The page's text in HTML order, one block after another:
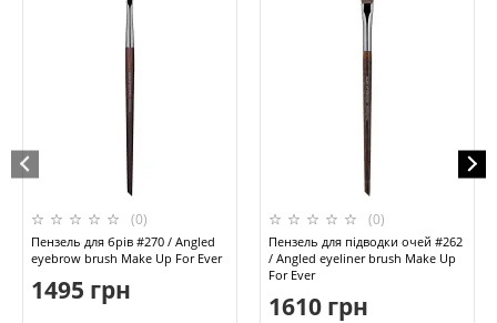
(0)
Пензель для брів #270 / Angled
eyebrow brush Make Up For Ever
1495 грн
(0)
Пензель для підводки очей #262
/ Angled eyeliner brush Make Up
For Ever
1610 грн